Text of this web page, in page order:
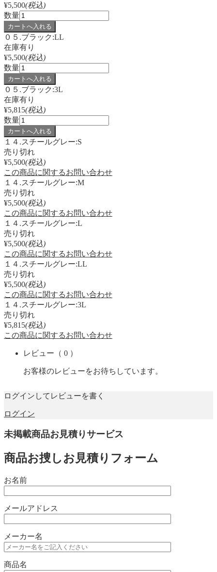
¥5,500(税込)
数量
０５.ブラック:LL
在庫有り
¥5,500(税込)
数量
０５.ブラック:3L
在庫有り
¥5,815(税込)
数量
１４.スチールグレー:S
売り切れ
¥5,500(税込)
この商品に関するお問い合わせ
１４.スチールグレー:M
売り切れ
¥5,500(税込)
この商品に関するお問い合わせ
１４.スチールグレー:L
売り切れ
¥5,500(税込)
この商品に関するお問い合わせ
１４.スチールグレー:LL
売り切れ
¥5,500(税込)
この商品に関するお問い合わせ
１４.スチールグレー:3L
売り切れ
¥5,815(税込)
この商品に関するお問い合わせ
レビュー （ 0 ）
お客様のレビューをお待ちしています。
ログインしてレビューを書く
ログイン
未掲載商品お見積りサービス
商品お捜しお見積りフォーム
お名前
メールアドレス
メーカー名
商品名